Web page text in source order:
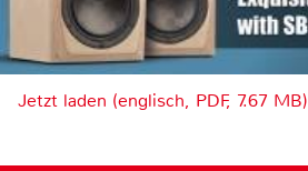
Jetzt laden (englisch, PDF, 7.67 MB)